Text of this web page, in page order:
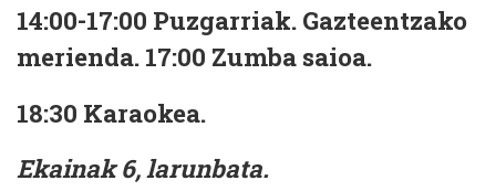
14:00-17:00 Puzgarriak. Gazteentzako
merienda. 17:00 Zumba saioa.
18:30 Karaokea.
Ekainak 6, larunbata.